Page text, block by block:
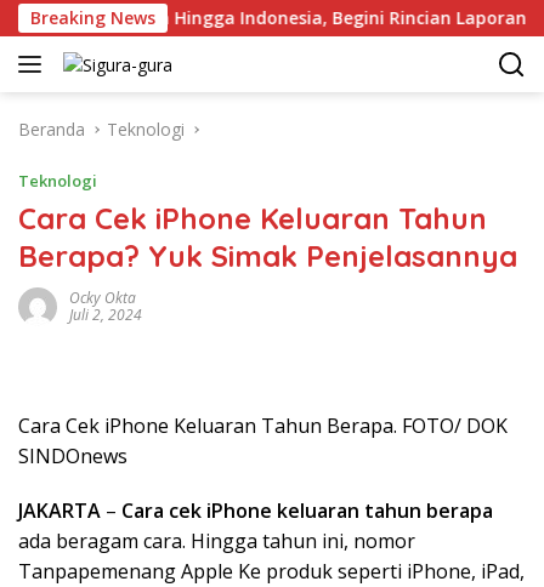
Langsung
ke
konten
Breaking NewsHingga Indonesia, Begini Rincian Laporan BPS
Beranda Teknologi
Teknologi
Cara Cek iPhone Keluaran Tahun
Berapa? Yuk Simak Penjelasannya
Ocky Okta
Juli 2, 2024
Cara Cek iPhone Keluaran Tahun Berapa. FOTO/ DOK
SINDOnews
JAKARTA – Cara cek iPhone keluaran tahun berapa
ada beragam cara. Hingga tahun ini, nomor
Tanpapemenang Apple Ke produk seperti iPhone, iPad,